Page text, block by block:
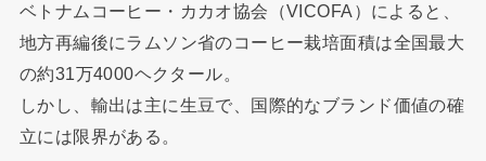
ベトナムコーヒー・カカオ協会（VICOFA）によると、
地方再編後にラムソン省のコーヒー栽培面積は全国最大
の約31万4000ヘクタール。
しかし、輸出は主に生豆で、国際的なブランド価値の確
立には限界がある。